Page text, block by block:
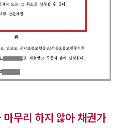
무리 하지 않아 채권가